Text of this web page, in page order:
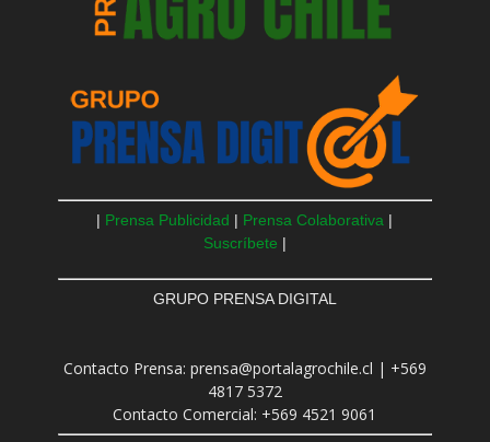
| Prensa Publicidad | Prensa Colaborativa |
Suscríbete |
GRUPO PRENSA DIGITAL
Contacto Prensa: prensa@portalagrochile.cl | +569
4817 5372
Contacto Comercial: +569 4521 9061